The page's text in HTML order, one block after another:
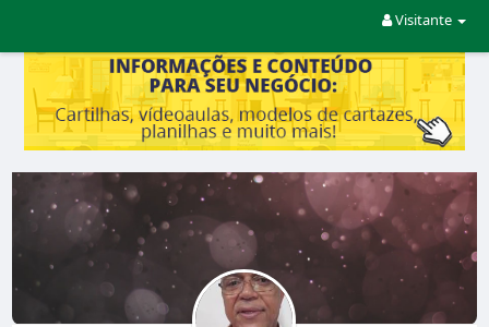
Visitante